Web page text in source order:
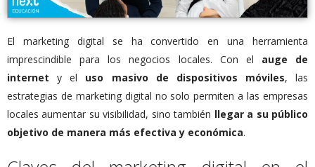
El marketing digital se ha convertido en una herramienta
imprescindible para los negocios locales. Con el auge de
internet y el uso masivo de dispositivos móviles, las
estrategias de marketing digital no solo permiten a las empresas
locales aumentar su visibilidad, sino también llegar a su público
objetivo de manera más efectiva y económica.